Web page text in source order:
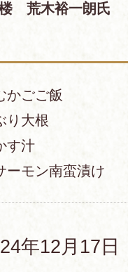
荒木裕一朗氏
かごご飯
り大根
す汁
ーモン南蛮漬け
年12月17日